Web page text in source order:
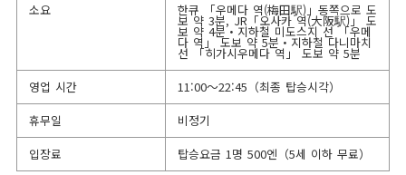
소요
한큐 「우메다 역(梅田駅)」동쪽으로 도
보 약 3분, JR「오사카 역(大阪駅)」 도
보 약 4분・지하철 미도스지 선 「우메
다 역」 도보 약 5분・지하철 다니마치
선 「히가시우메다 역」 도보 약 5분
영업 시간
11:00～22:45（최종 탑승시각）
휴무일
비정기
입장료
탑승요금 1명 500엔（5세 이하 무료）